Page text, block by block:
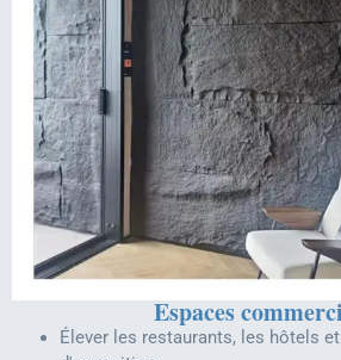
Espaces
Élever les restaurants, les hôtels